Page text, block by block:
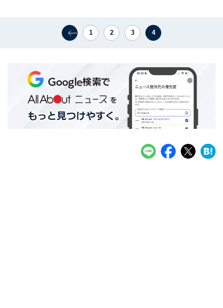
1 2 3 4